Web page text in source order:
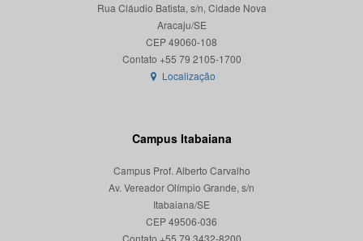
Rua Cláudio Batista, s/n, Cidade Nova
Aracaju/SE
CEP 49060-108
Localização
Campus Itabaiana
Campus Prof. Alberto Carvalho
Av. Vereador Olímpio Grande, s/n
Itabaiana/SE
CEP 49506-036